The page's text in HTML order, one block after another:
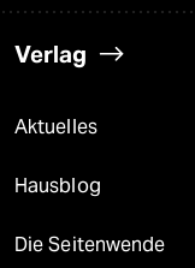
Verlag
Aktuelles
Hausblog
Die Seitenwende